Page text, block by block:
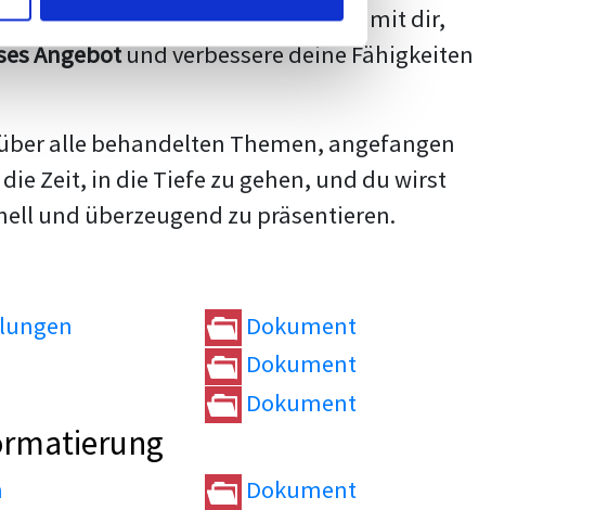
teilen wertvolleTipps und Tricks
mit dir,
Angebotund verbessere deine Fähigkeiten
alle behandelten Themen, angefangen
Zeit, in die Tiefe zu gehen, und du wirst
und überzeugend zu präsentieren.
Dokument
Dokument
Dokument
Dokument